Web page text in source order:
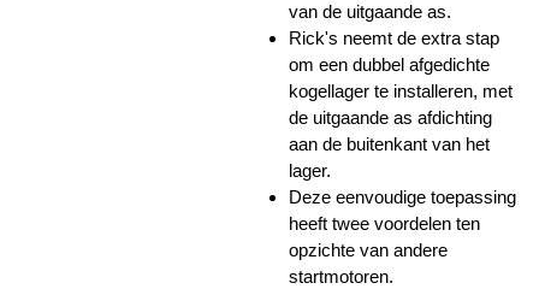
van de uitgaande as.
Rick's neemt de extra stap
om een ​​dubbel afgedichte
kogellager te installeren, met
de uitgaande as afdichting
aan de buitenkant van het
lager.
Deze eenvoudige toepassing
heeft twee voordelen ten
opzichte van andere
startmotoren.